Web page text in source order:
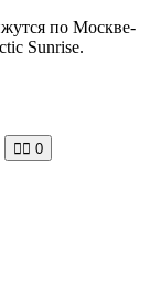
по Москве-
Sunrise.
🧘‍♀️ 0